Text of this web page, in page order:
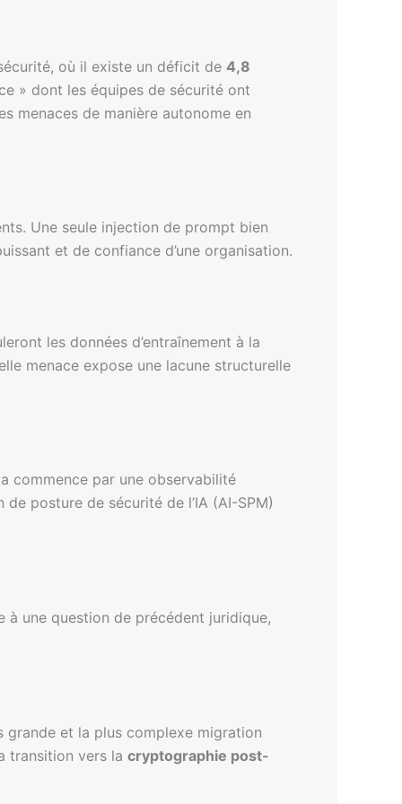
où il existe un déficit de 4,8
» dont les équipes de sécurité ont
menaces de manière autonome en
Une seule injection de prompt bien
et de confiance d’une organisation.
les données d’entraînement à la
menace expose une lacune structurelle
commence par une observabilité
posture de sécurité de l’IA (AI-SPM)
à une question de précédent juridique,
grande et la plus complexe migration
transition vers la cryptographie post-